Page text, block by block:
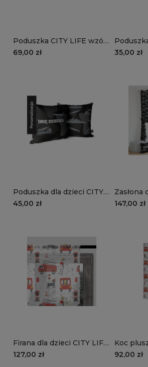
Poduszka CITY LIFE wzór
D1183D | samolot
69,00 zł
LIFE
35,00 zł
Poduszka dla dzieci CITY
LIFE wzór D118 z imieniem
45,00 zł
Zasłona
LIFE
147,00 zł
Firana dla dzieci CITY LIFE
wzór D116 | strażackie
127,00 zł
Koc
CITY
92,00 zł